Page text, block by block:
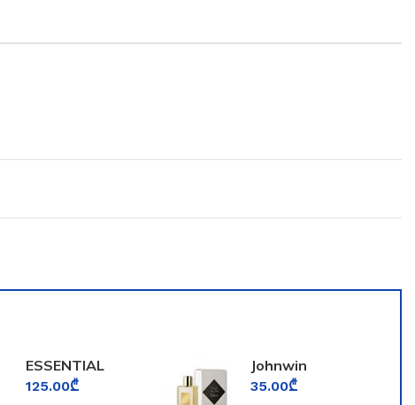
ESSENTIAL
PARFUMS BOIS
125.00₾
Johnwin
35.00₾